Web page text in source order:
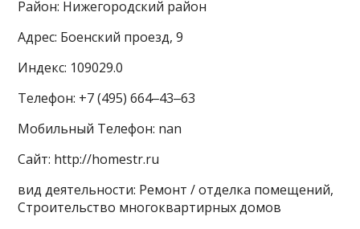
Район: Нижегородский район
Адрес: Боенский проезд, 9
Индекс: 109029.0
Телефон: +7 (495) 664‒43‒63
Мобильный Телефон: nan
Сайт: http://homestr.ru
вид деятельности: Ремонт / отделка помещений,
Строительство многоквартирных домов